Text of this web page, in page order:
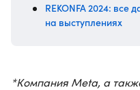
REKONFA 2024: все
на выступлениях
*Компания Meta, а